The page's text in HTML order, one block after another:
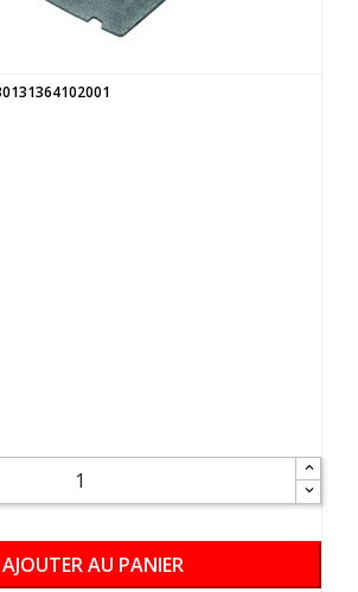
AJOUTER AU PANIER